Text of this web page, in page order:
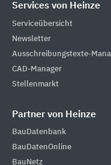
Services von Heinze
Serviceübersicht
Newsletter
Ausschreibungstexte-
CAD-Manager
Stellenmarkt
Partner von Heinze
BauDatenbank
BauDatenOnline
BauNetz